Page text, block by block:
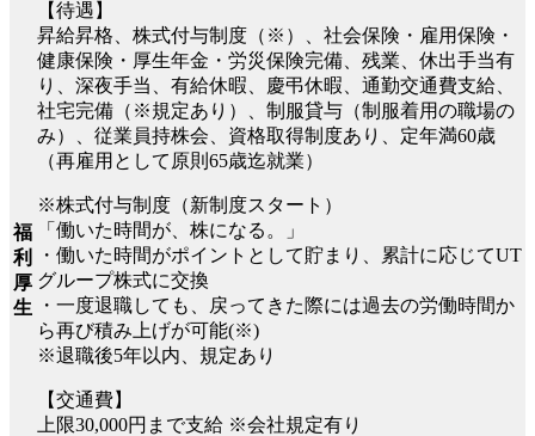
福
利
厚
生
【待遇】
昇給昇格、株式付与制度（※）、社会保険・雇用保険・
健康保険・厚生年金・労災保険完備、残業、休出手当有
り、深夜手当、有給休暇、慶弔休暇、通勤交通費支給、
社宅完備（※規定あり）、制服貸与（制服着用の職場の
み）、従業員持株会、資格取得制度あり、定年満60歳
（再雇用として原則65歳迄就業）
※株式付与制度（新制度スタート）
「働いた時間が、株になる。」
・働いた時間がポイントとして貯まり、累計に応じてUT
グループ株式に交換
・一度退職しても、戻ってきた際には過去の労働時間か
ら再び積み上げが可能(※)
※退職後5年以内、規定あり
【交通費】
上限30,000円まで支給 ※会社規定有り